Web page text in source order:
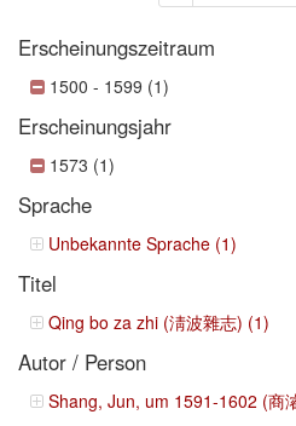
Erscheinungszeitraum
1500 - 1599 (1)
Erscheinungsjahr
1573 (1)
Sprache
Unbekannte Sprache (1)
Titel
Qing bo za zhi (淸波雜志) (1)
Autor / Person
Shang, Jun, um 1591-1602 (商